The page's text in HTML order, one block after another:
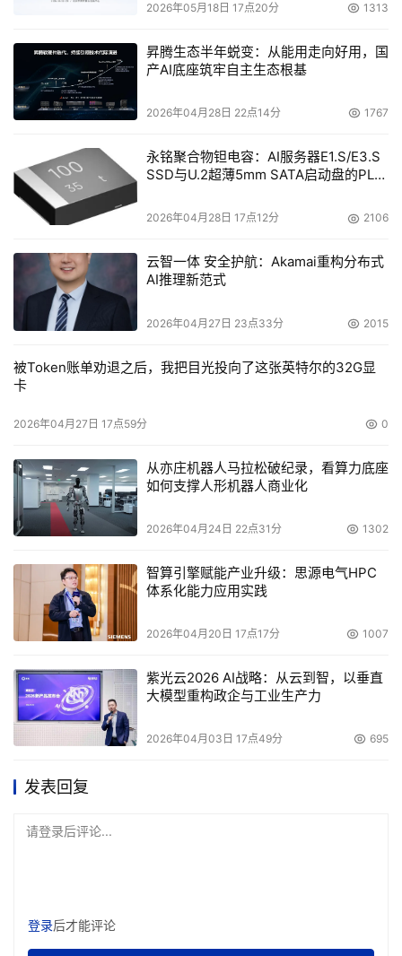
2026年05月18日 17点20分 1313
昇腾生态半年蜕变：从能用走向好用，国
产AI底座筑牢自主生态根基
2026年04月28日 22点14分 1767
永铭聚合物钽电容：AI服务器E1.S/E3.S
SSD与U.2超薄5mm SATA启动盘的PLP
2026年04月28日 17点12分 2106
云智一体 安全护航：Akamai重构分布式
AI推理新范式
2026年04月27日 23点33分 2015
被Token账单劝退之后，我把目光投向了这张英特尔的32G显
卡
2026年04月27日 17点59分 0
从亦庄机器人马拉松破纪录，看算力底座
如何支撑人形机器人商业化
2026年04月24日 22点31分 1302
智算引擎赋能产业升级：思源电气HPC
体系化能力应用实践
2026年04月20日 17点17分 1007
紫光云2026 AI战略：从云到智，以垂直
大模型重构政企与工业生产力
2026年04月03日 17点49分 695
发表回复
请登录后评论...
登录后才能评论